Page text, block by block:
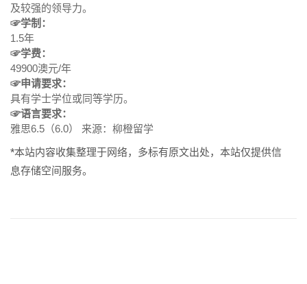
及较强的领导力。
☞学制：
1.5年
☞学费：
49900澳元/年
☞申请要求：
具有学士学位或同等学历。
☞语言要求：
雅思6.5（6.0） 来源：柳橙留学
*本站内容收集整理于网络，多标有原文出处，本站仅提供信
息存储空间服务。